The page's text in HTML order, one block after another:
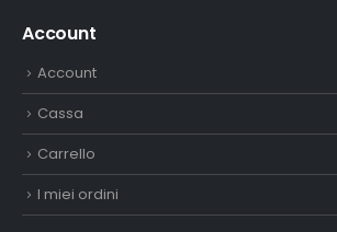
Account
Account
Cassa
Carrello
I miei ordini